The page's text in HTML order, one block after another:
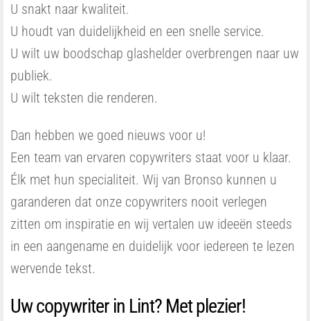
U snakt naar kwaliteit.
U houdt van duidelijkheid en een snelle service.
U wilt uw boodschap glashelder overbrengen naar uw
publiek.
U wilt teksten die renderen.
Dan hebben we goed nieuws voor u!
Een team van ervaren copywriters staat voor u klaar.
Élk met hun specialiteit. Wij van Bronso kunnen u
garanderen dat onze copywriters nooit verlegen
zitten om inspiratie en wij vertalen uw ideeën steeds
in een aangename en duidelijk voor iedereen te lezen
wervende tekst.
Uw copywriter in Lint? Met plezier!